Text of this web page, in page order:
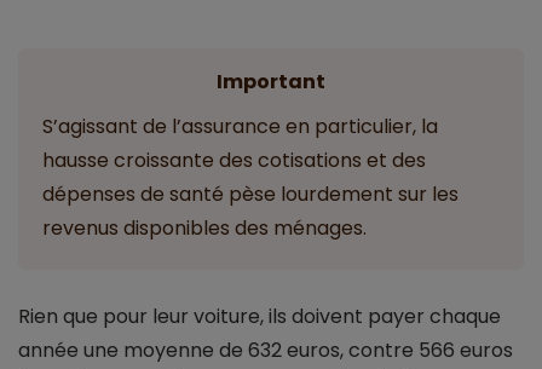
Important
S’agissant de l’assurance en particulier, la
hausse croissante des cotisations et des
dépenses de santé pèse lourdement sur les
revenus disponibles des ménages.
Rien que pour leur voiture, ils doivent payer chaque
année une moyenne de 632 euros, contre 566 euros